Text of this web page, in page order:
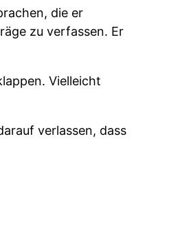
die er
zu verfassen. Er
Vielleicht
verlassen, dass